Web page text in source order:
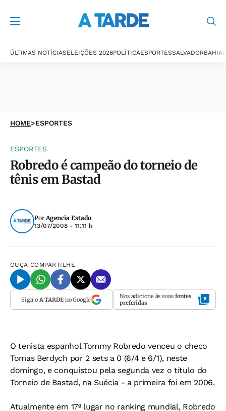
ÚLTIMAS NOTÍCIASELEIÇÕES 2026POLÍTICAESPORTESSALVADORBAHIA
HOME>ESPORTES
ESPORTES
Robredo é campeão do torneio de
tênis em Bastad
PorAgencia Estado
13/07/2008 - 11:11 h
OUÇA COMPARTILHE
Siga o A TARDEno Google Nos adicione às suas fontes
preferidas
O tenista espanhol Tommy Robredo venceu o checo
Tomas Berdych por 2 sets a 0 (6/4 e 6/1), neste
domingo, e conquistou pela segunda vez o título do
Torneio de Bastad, na Suécia - a primeira foi em 2006.
Atualmente em 17º lugar no ranking mundial, Robredo